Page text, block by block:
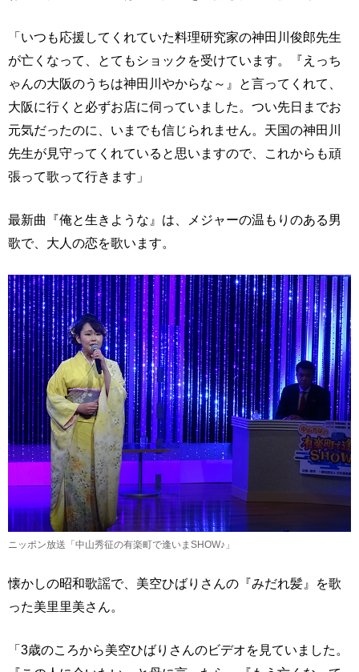
「いつも応援してくれていた料理研究家の神田川俊郎先生
が亡くなって、とてもショックを受けています。『えっち
ゃんの大阪のうちは神田川やからな～』と言ってくれて、
大阪に行くと必ずお店に伺っていました。つい先日までお
元気だったのに、いまでも信じられません。天国の神田川
先生が見守ってくれていると思いますので、これからも頑
張って歌って行きます」
最新曲『俺と生きような』は、メジャーの温もりのある男
歌で、大人の恋を歌います。
ニッポン放送「中山秀征の有楽町で逢いまSHOW♪」
懐かしの昭和歌謡で、美空ひばりさんの『みだれ髪』を歌
った美里里美さん。
「3歳のころから美空ひばりさんのビデオを見ていました。